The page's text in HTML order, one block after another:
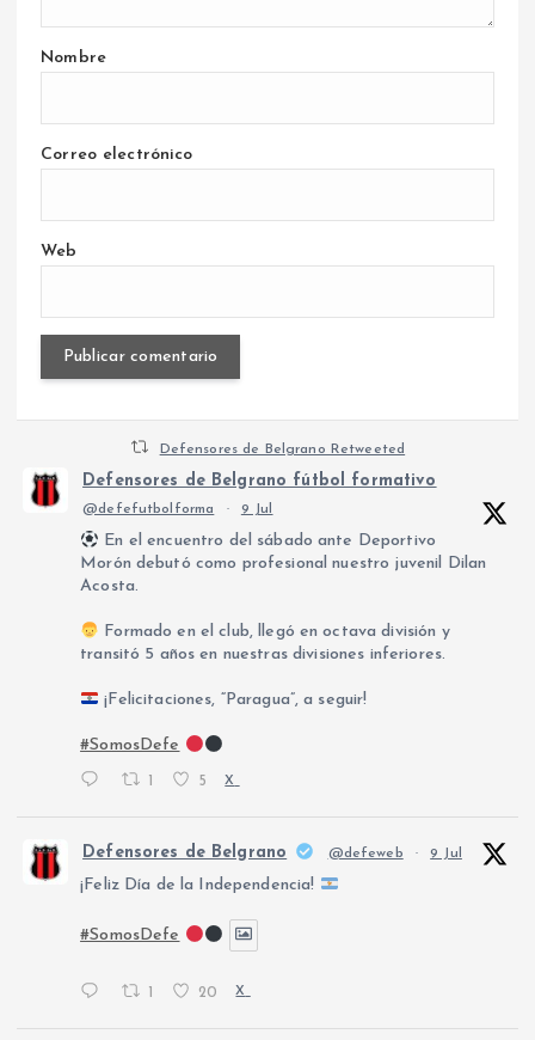
Nombre
Correo electrónico
Web
Defensores de Belgrano Retweeted
Defensores de Belgrano fútbol formativo
@defefutbolforma · 9 Jul
En el encuentro del sábado ante Deportivo
Morón debutó como profesional nuestro juvenil Dilan
Acosta.
Formado en el club, llegó en octava división y
transitó 5 años en nuestras divisiones inferiores.
¡Felicitaciones, “Paragua”, a seguir!
#SomosDefe
5 X
Defensores de Belgrano @defeweb · 9 Jul
¡Feliz Día de la Independencia!
#SomosDefe
1 20 X